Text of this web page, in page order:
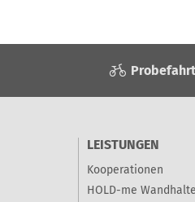
LEISTUNGEN
Kooperationen
HOLD-me